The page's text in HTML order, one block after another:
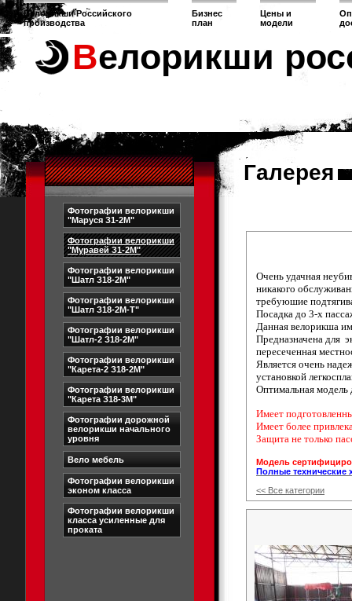
Велорикши Российского
производства
Бизнес
план
Цены и
модели
Велорикши
Фотографии велорикши
"Маруся З1-2М"
Фотографии велорикши
"Муравей З1-2М"
Фотографии велорикши
"Шатл З18-2М"
Фотографии велорикши
"Шатл З18-2М-Т"
Фотографии велорикши
"Шатл-2 З18-2М"
Фотографии велорикши
"Карета-2 З18-2М"
Фотографии велорикши
"Карета З18-3М"
Фотографии дорожной
велорикши начального
уровня
Вело мебель
Фотографии велорикши
эконом класса
Фотографии велорикши
класса усиленные для
проката
Галерея
Очень удачная
никакого
требуюшие
Посадка до 3-х
Данная велорикша
Предназначена для
пересеченная
Является очень
установкой
Оптимальная модель
Имеет
Имеет более
Защита не только
Модель
Полные технические
<< Все категории